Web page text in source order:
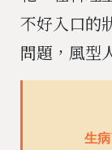
不好入口的
問題，風型
生